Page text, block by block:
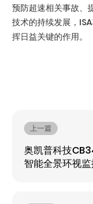
预防超速相关事故、
技术的持续发展，
挥日益关键的作用。
上一篇
奥凯普科技
智能全景环视